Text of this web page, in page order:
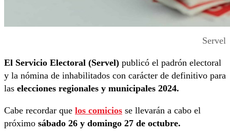
Servel
El Servicio Electoral (Servel) publicó el padrón electoral
y la nómina de inhabilitados con carácter de definitivo para
las elecciones regionales y municipales 2024.
Cabe recordar que los comicios se llevarán a cabo el
próximo sábado 26 y domingo 27 de octubre.